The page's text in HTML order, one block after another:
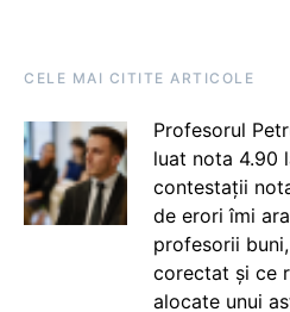
CELE MAI CITITE ARTICOLE
Profesorul
luat nota 4.90
contestații
de erori îmi
profesorii
corectat și ce
alocate unui